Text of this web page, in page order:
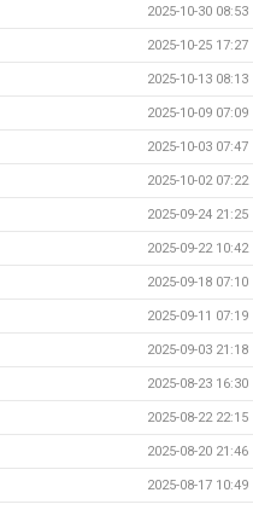
2025-10-30 08:53
2025-10-25 17:27
2025-10-13 08:13
2025-10-09 07:09
2025-10-03 07:47
2025-10-02 07:22
2025-09-24 21:25
2025-09-22 10:42
2025-09-18 07:10
2025-09-11 07:19
2025-09-03 21:18
2025-08-23 16:30
2025-08-22 22:15
2025-08-20 21:46
2025-08-17 10:49